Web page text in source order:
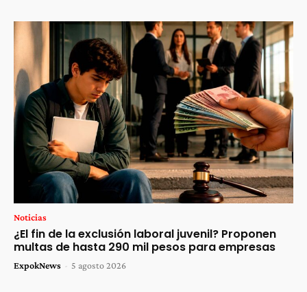
Noticias
¿El fin de la exclusión laboral juvenil? Proponen
multas de hasta 290 mil pesos para empresas
ExpokNews - 5 agosto 2026